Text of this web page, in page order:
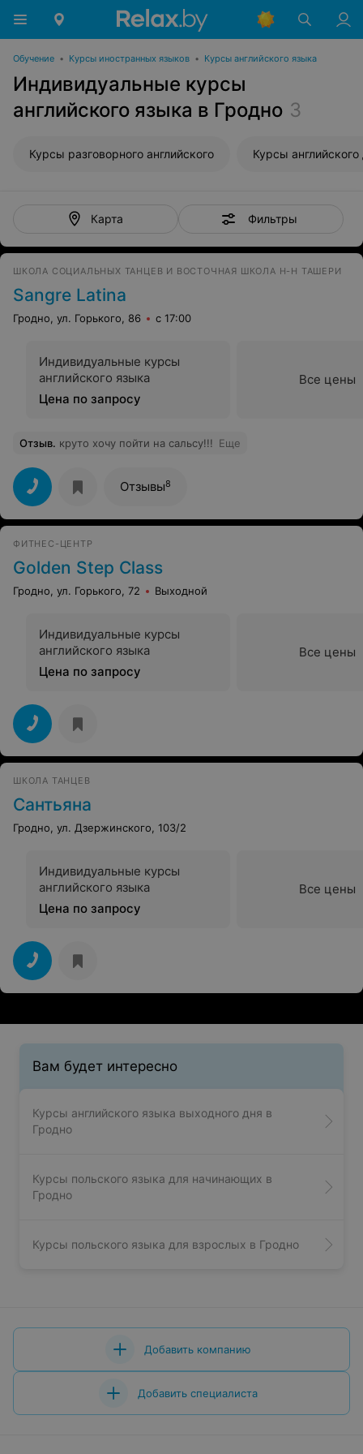
Обучение • Курсы иностранных языков • Курсы английского языка
Индивидуальные курсы
английского языка в Гродно 3
Курсы разговорного английского
Карта Фильтры
ШКОЛА СОЦИАЛЬНЫХ ТАНЦЕВ И ВОСТОЧНАЯ ШКОЛА Н-Н ТАШЕРИ
Sangre Latina
Гродно, ул. Горького, 86 с 17:00
Индивидуальные курсы
английского языка
Цена по запросу
Все цены
Отзыв. круто хочу пойти на сальсу!!! Еще
Отзывы8
ФИТНЕС-ЦЕНТР
Golden Step Class
Гродно, ул. Горького, 72 Выходной
Индивидуальные курсы
английского языка
Цена по запросу
Все цены
ШКОЛА ТАНЦЕВ
Сантьяна
Гродно, ул. Дзержинского, 103/2
Индивидуальные курсы
английского языка
Цена по запросу
Все цены
Вам будет интересно
Курсы английского языка выходного дня в
Гродно
Курсы польского языка для начинающих в
Гродно
Курсы польского языка для взрослых в Гродно
Добавить компанию
Добавить специалиста